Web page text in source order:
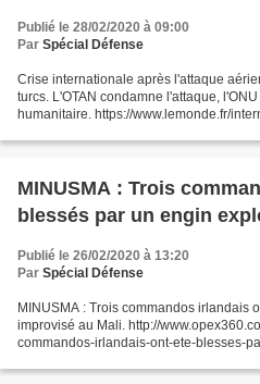
le-feu humanitaire
Publié le 28/02/2020 à 09:00
Par Spécial Défense
Crise internationale après l'attaque
turcs. L'OTAN condamne l'attaque,
humanitaire. https://www.lemonde.fr/
MINUSMA : Trois
blessés par un engin
Publié le 26/02/2020 à 13:20
Par Spécial Défense
MINUSMA : Trois commandos irlandais
improvisé au Mali. http://
commandos-irlandais-ont-ete-blesses-